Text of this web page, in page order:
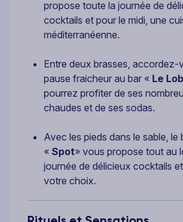
propose toute la journée de
cocktails et pour le midi, une
méditerranéenne.
Entre deux brasses, accordez-
pause fraicheur au bar « Le
pourrez profiter de ses
chaudes et de ses sodas.
Avec les pieds dans le sable, le
« Spot» vous propose tout au
journée de délicieux cocktails
votre choix.